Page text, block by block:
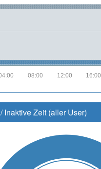
16:00
12:00
08:00
Inaktive Zeit (aller User)